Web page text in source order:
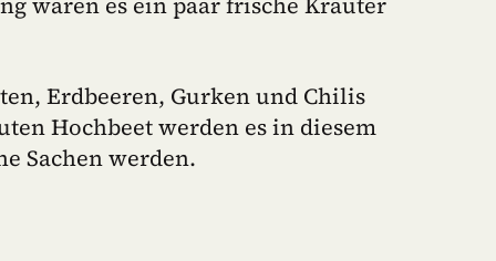
Erdbeeren, Gurken und Chilis
Hochbeet werden es in diesem
Sachen werden.